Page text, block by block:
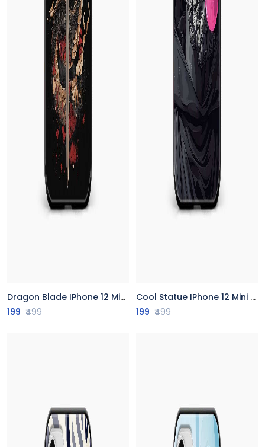
Dragon Blade IPhone 12 Mini Back Cover
199 ₹499
Cool Statue IPhone 12 Mini Back Cover
199 ₹499